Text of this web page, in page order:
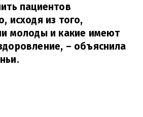
пациентов
исходя из того,
молоды и какие имеют
– объяснила